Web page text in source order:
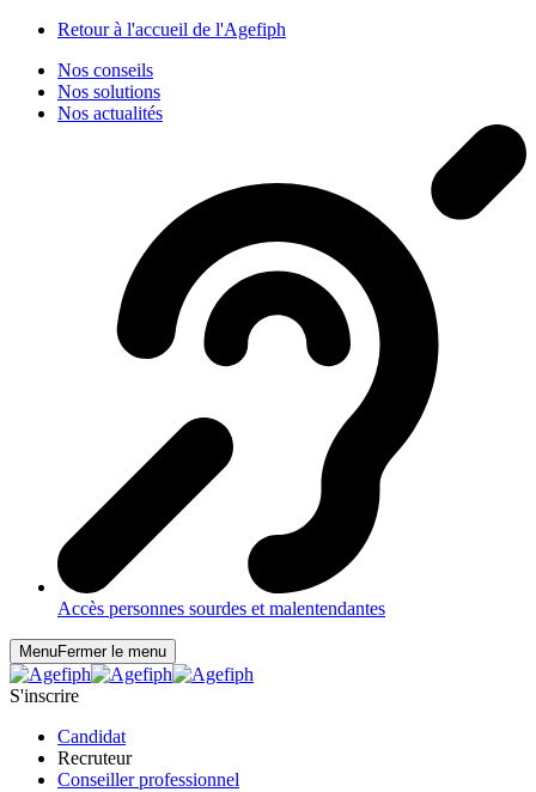
Retour à l'accueil de l'Agefiph
Nos conseils
Nos solutions
Nos actualités
Accès personnes sourdes et malentendantes
MenuFermer le menu
S'inscrire
Candidat
Recruteur
Conseiller professionnel